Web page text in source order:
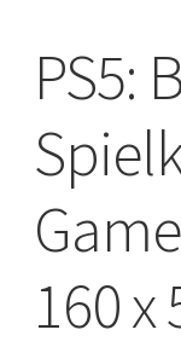
PS5:
160 x